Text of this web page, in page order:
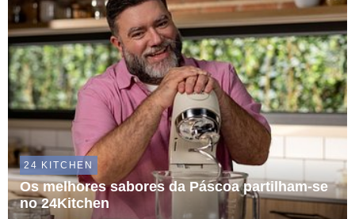
24 KITCHEN
Os melhores sabores da Páscoa partilham-se
no 24Kitchen